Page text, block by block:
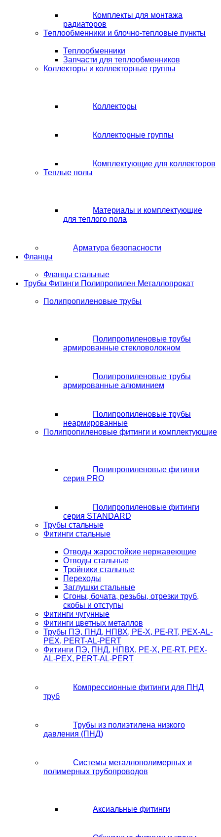
Комплекты для монтажа
радиаторов
Теплообменники и блочно-тепловые пункты
Теплообменники
Запчасти для теплообменников
Коллекторы и коллекторные группы
Коллекторы
Коллекторные группы
Комплектующие для коллекторов
Теплые полы
Материалы и комплектующие
для теплого пола
Арматура безопасности
Фланцы
Фланцы стальные
Трубы Фитинги Полипропилен Металлопрокат
Полипропиленовые трубы
Полипропиленовые трубы
армированные стекловолокном
Полипропиленовые трубы
армированные алюминием
Полипропиленовые трубы
неармированные
Полипропиленовые фитинги и комплектующие
Полипропиленовые фитинги
серия PRO
Полипропиленовые фитинги
серия STANDARD
Трубы стальные
Фитинги стальные
Отводы жаростойкие нержавеющие
Отводы стальные
Тройники стальные
Переходы
Заглушки стальные
Сгоны, бочата, резьбы, отрезки труб,
скобы и отступы
Фитинги чугунные
Фитинги цветных металлов
Трубы ПЭ, ПНД, НПВХ, PE-X, PE-RT, PEX-AL-
PEX, PERT-AL-PERT
Фитинги ПЭ, ПНД, НПВХ, PE-X, PE-RT, PEX-
AL-PEX, PERT-AL-PERT
Компрессионные фитинги для ПНД
труб
Трубы из полиэтилена низкого
давления (ПНД)
Системы металлополимерных и
полимерных трубопроводов
Аксиальные фитинги